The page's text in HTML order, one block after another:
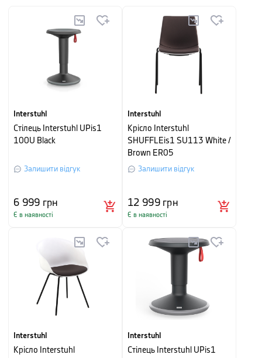
Interstuhl
Стілець Interstuhl UPis1
100U Black
Залишити відгук
6 999 грн
Є в наявності
Interstuhl
Крісло Interstuhl
SHUFFLEis1 SU113 White /
Brown ER05
Залишити відгук
12 999грн
Є в наявності
Interstuhl
Крісло Interstuhl
Interstuhl
Стілець Interstuhl UPis1